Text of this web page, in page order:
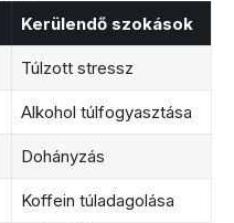
Kerülendő szokások
Túlzott stressz
Alkohol túlfogyasztása
Dohányzás
Koffein túladagolása